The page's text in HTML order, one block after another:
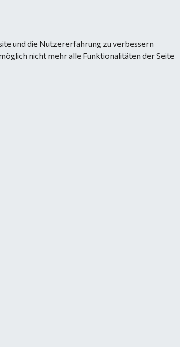
und die Nutzererfahrung zu verbessern
nicht mehr alle Funktionalitäten der Seite